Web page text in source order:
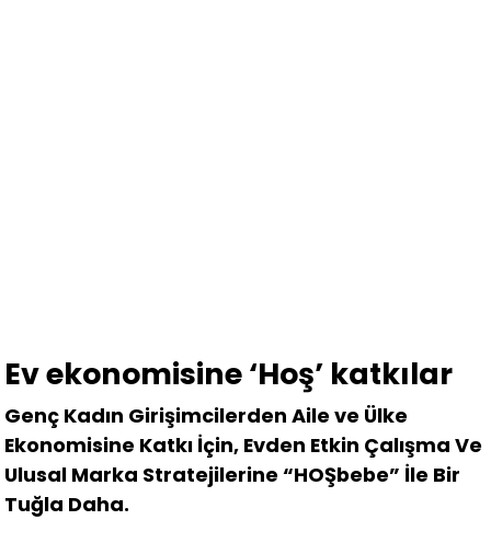
Ev ekonomisine ‘Hoş’ katkılar
Genç Kadın Girişimcilerden Aile ve Ülke
Ekonomisine Katkı İçin, Evden Etkin Çalışma Ve
Ulusal Marka Stratejilerine “HOŞbebe” İle Bir
Tuğla Daha.